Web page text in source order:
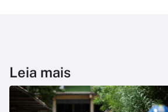
Leia mais